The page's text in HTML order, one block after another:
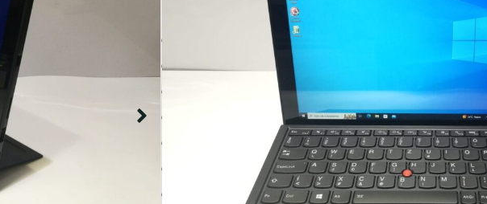
129 990Ft
Lenovo Thinkpad x1 2-in-1 tablet Gen1
12" FHD+ (2160×1440) IPS érintőkijelző (91% sRGB
magyar világítós billentyűzet